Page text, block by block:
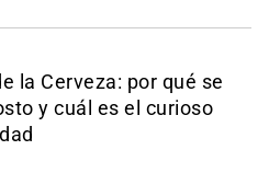
la Cerveza: por qué se
y cuál es el curioso